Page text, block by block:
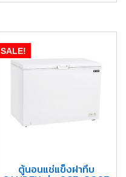
SALE!
ตู้นอนแช่แข็งฝาทึบ